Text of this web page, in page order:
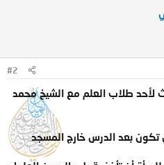
#2
طلاب العلم مع الشيخ محمد
بعد الدرس خارج المسجد